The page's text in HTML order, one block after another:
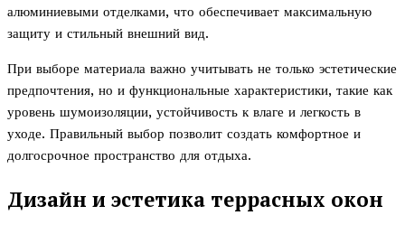
алюминиевыми отделками, что обеспечивает максимальную
защиту и стильный внешний вид.
При выборе материала важно учитывать не только эстетические
предпочтения, но и функциональные характеристики, такие как
уровень шумоизоляции, устойчивость к влаге и легкость в
уходе. Правильный выбор позволит создать комфортное и
долгосрочное пространство для отдыха.
Дизайн и эстетика террасных окон